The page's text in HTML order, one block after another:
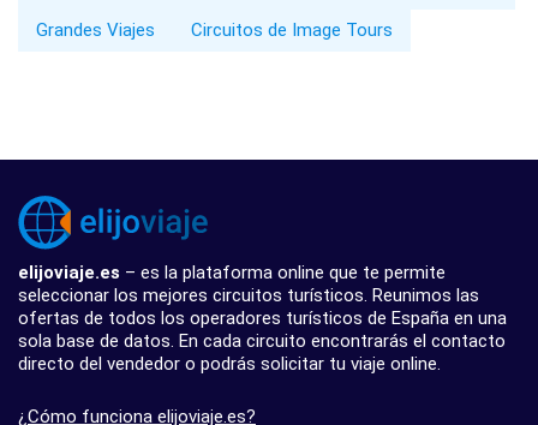
Grandes Viajes
Circuitos de Image Tours
elijoviaje.es – es la plataforma online que te permite
seleccionar los mejores circuitos turísticos. Reunimos las
ofertas de todos los operadores turísticos de España en una
sola base de datos. En cada circuito encontrarás el contacto
directo del vendedor o podrás solicitar tu viaje online.
¿Cómo funciona elijoviaje.es?